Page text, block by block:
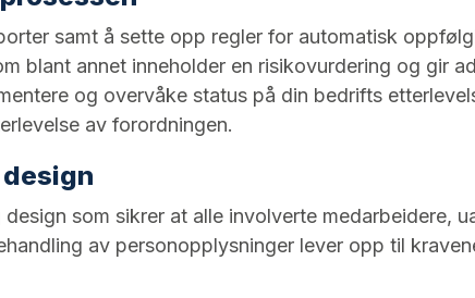
samt å sette opp regler for automatisk
blant annet inneholder en risikovurdering og gir
og overvåke status på din bedrifts
av forordningen.
som sikrer at alle involverte medarbeidere,
av personopplysninger lever opp til